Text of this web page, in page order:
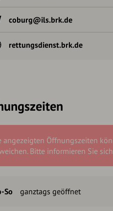
coburg@ils.brk.de
rettungsdienst.brk.de
angezeigten Öffnungszeiten
Bitte informieren Sie
So ganztags geöffnet